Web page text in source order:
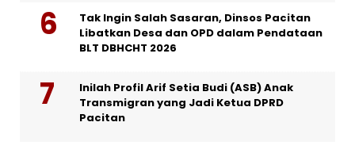
Tak Ingin Salah Sasaran, Dinsos Pacitan
Libatkan Desa dan OPD dalam Pendataan
BLT DBHCHT 2026
Inilah Profil Arif Setia Budi (ASB) Anak
Transmigran yang Jadi Ketua DPRD
Pacitan